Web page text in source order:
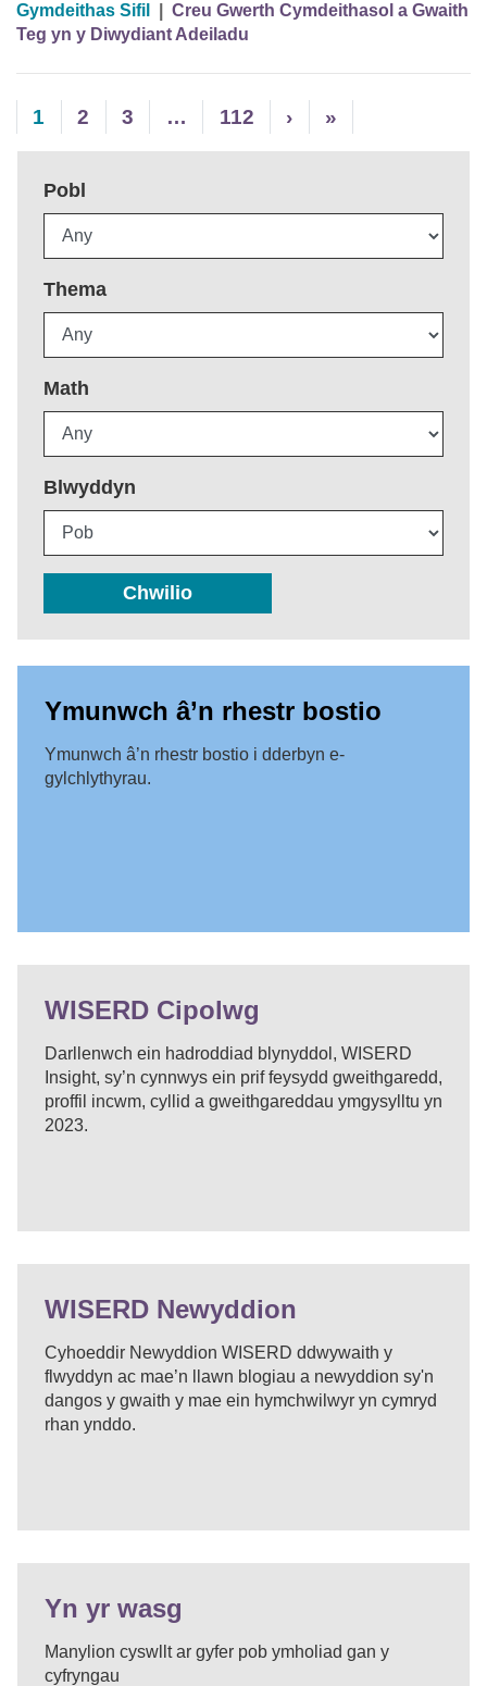
Gymdeithas Sifil
Creu Gwerth Cymdeithasol a Gwaith
Teg yn y Diwydiant Adeiladu
1 2 3 … 112 › »
Pobl
Thema
Math
Blwyddyn
Chwilio
Ymunwch â’n rhestr bostio
Ymunwch â’n rhestr bostio i dderbyn e-
gylchlythyrau.
WISERD Cipolwg
Darllenwch ein hadroddiad blynyddol, WISERD
Insight, sy’n cynnwys ein prif feysydd gweithgaredd,
proffil incwm, cyllid a gweithgareddau ymgysylltu yn
2023.
WISERD Newyddion
Cyhoeddir Newyddion WISERD ddwywaith y
flwyddyn ac mae’n llawn blogiau a newyddion sy'n
dangos y gwaith y mae ein hymchwilwyr yn cymryd
rhan ynddo.
Yn yr wasg
Manylion cyswllt ar gyfer pob ymholiad gan y
cyfryngau